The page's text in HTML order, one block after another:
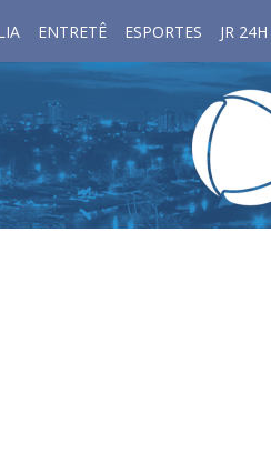
ENTRETÊ ESPORTES JR 24H